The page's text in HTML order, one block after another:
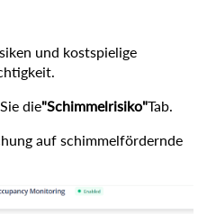
und kostspielige
die"Schimmelrisiko"Tab.
auf schimmelfördernde